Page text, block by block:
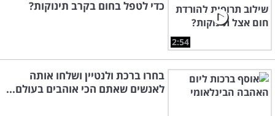
2:54
כדי לטפל בחום בקרב תינוקות?
בחרו ברכת ולנטיין ושלחו אותה
לאנשים שאתם הכי אוהבים בעולם...